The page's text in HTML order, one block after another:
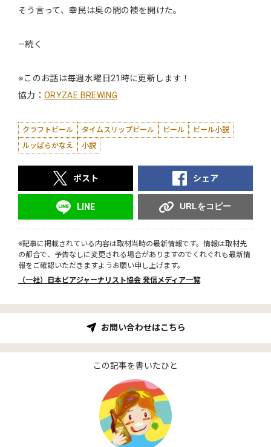
そう言って、幸民は奥の間の襖を開けた。
―続く
※このお話は毎週水曜日21時に更新します！
協力：ORYZAE BREWING
クラフトビール タイムスリップビール ビール
ビール小説
ルッぱらかなえ
小説
ポスト シェア
LINE URLをコピー
※記事に掲載されている内容は取材当時の最新情報です。情報は取材先
の都合で、予告なしに変更される場合がありますのでくれぐれも最新情
報をご確認いただきますようお願い申し上げます。
（一社）日本ビアジャーナリスト協会 発信メディア一覧
お問い合わせはこちら
この記事を書いたひと